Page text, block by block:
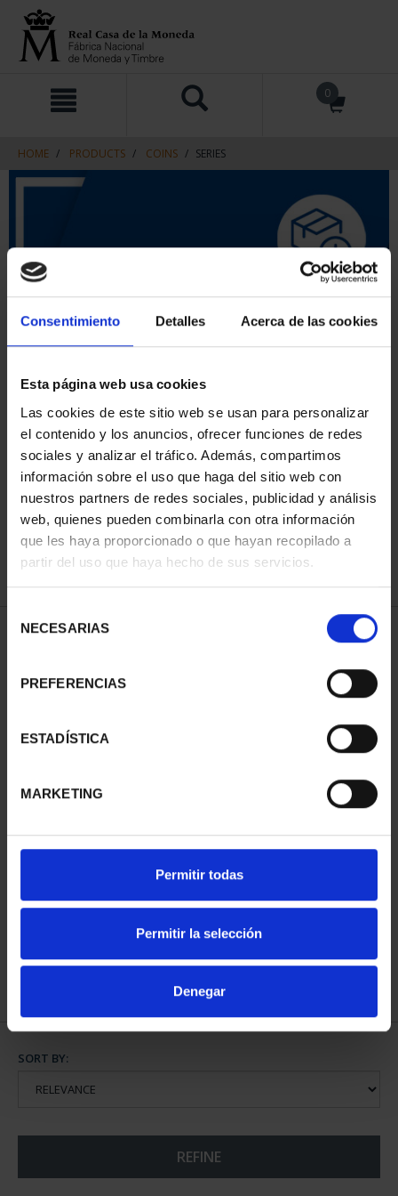
Consentimiento Detalles Acerca de las cookies
Esta página web usa cookies
Las cookies de este sitio web se usan para personalizar
el contenido y los anuncios, ofrecer funciones de redes
sociales y analizar el tráfico. Además, compartimos
información sobre el uso que haga del sitio web con
nuestros partners de redes sociales, publicidad y análisis
web, quienes pueden combinarla con otra información
que les haya proporcionado o que hayan recopilado a
partir del uso que haya hecho de sus servicios.
NECESARIAS
PREFERENCIAS
ESTADÍSTICA
MARKETING
Permitir todas
Permitir la selección
Denegar
navigation
0
HOME PRODUCTS COINS SERIES
SORT BY:
REFINE
1 Products found
FIFA WORLD CUP - 1 OZ
€4,760.00
SORT BY:
REFINE